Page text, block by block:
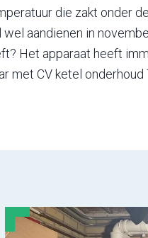
die zakt onder
aandienen in
Het apparaat heeft
met CV ketel